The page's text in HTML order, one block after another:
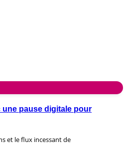
une pause digitale pour
et le flux incessant de